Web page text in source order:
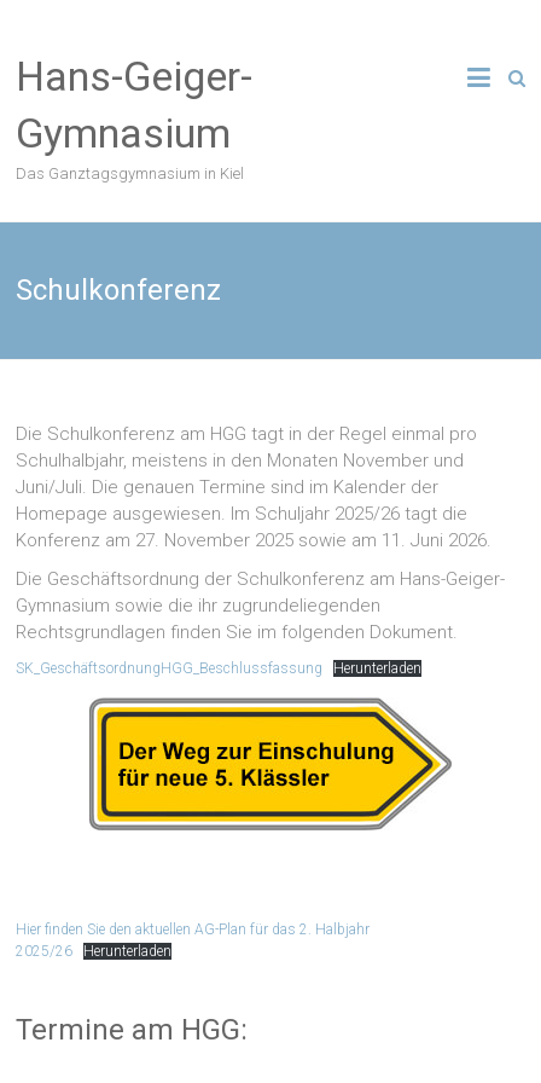
springen
Hans-Geiger-
Gymnasium
Das Ganztagsgymnasium in Kiel
Schulkonferenz
Die Schulkonferenz am HGG tagt in der Regel einmal pro
Schulhalbjahr, meistens in den Monaten November und
Juni/Juli. Die genauen Termine sind im Kalender der
Homepage ausgewiesen. Im Schuljahr 2025/26 tagt die
Konferenz am 27. November 2025 sowie am 11. Juni 2026.
Die Geschäftsordnung der Schulkonferenz am Hans-Geiger-
Gymnasium sowie die ihr zugrundeliegenden
Rechtsgrundlagen finden Sie im folgenden Dokument.
SK_GeschäftsordnungHGG_Beschlussfassung Herunterladen
Hier finden Sie den aktuellen AG-Plan für das 2. Halbjahr
2025/26
Herunterladen
Termine am HGG: